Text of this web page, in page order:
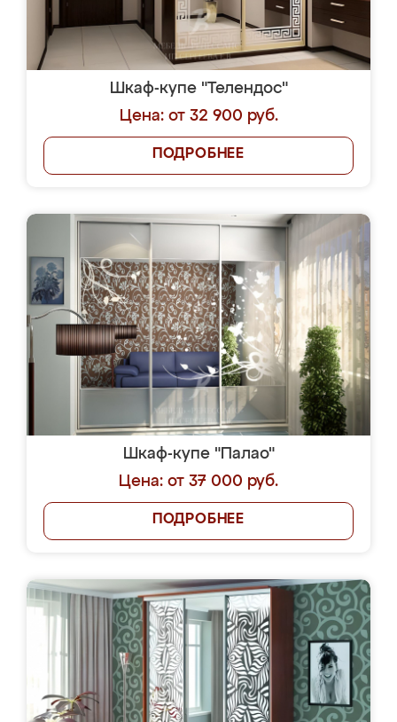
Шкаф-купе "Телендос"
Цена: от 32 900 руб.
ПОДРОБНЕЕ
Шкаф-купе "Палао"
Цена: от 37 000 руб.
ПОДРОБНЕЕ